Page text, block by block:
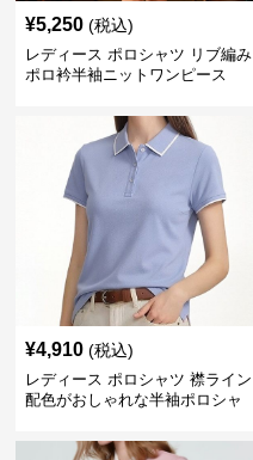
¥5,250 (税込)
レディース ポロシャツ リブ編み
ポロ衿半袖ニットワンピース
¥4,910 (税込)
レディース ポロシャツ 襟ライン
配色がおしゃれな半袖ポロシャ